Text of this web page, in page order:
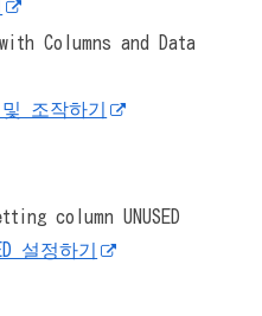
Columns and Data
조작하기
column UNUSED
설정하기